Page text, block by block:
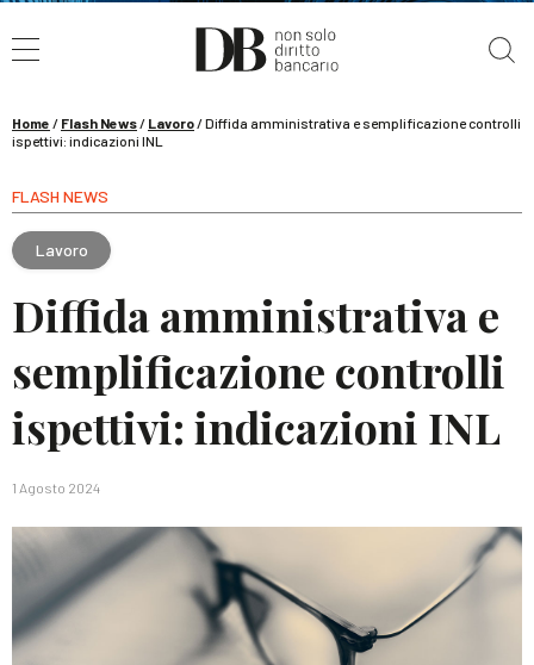
WEBINAR / 1° Ottobre
La riforma del sistema sanzionatorio del TUF
Home / Flash News/ Lavoro/Diffida amministrativa e semplificazione controlli
ispettivi: indicazioni INL
FLASH NEWS
Lavoro
Diffida amministrativa e
semplificazione controlli
ispettivi: indicazioni INL
1 Agosto 2024